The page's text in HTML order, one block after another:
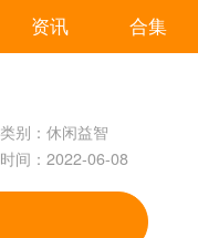
资讯 合集
类别：休闲益智
时间：2022-06-08